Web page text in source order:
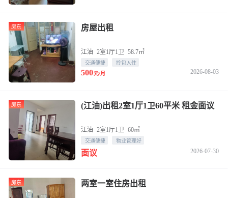
房东 房屋出租
江油 2室1厅1卫 58.7㎡
交通便捷 拎包入住
500元/月 2026-08-03
房东 (江油)出租2室1厅1卫60平米 租金面议
江油 2室1厅1卫 60㎡
交通便捷 物业管理好
面议 2026-07-30
房东 两室一室住房出租